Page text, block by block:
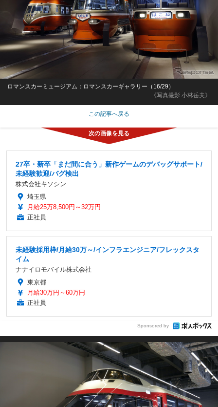
《写真撮影 小林岳夫》
ロマンスカーミュージアム：ロマンスカーギャラリー（16/29）
この記事へ戻る
27卒・新卒「まだ間に合う」新作ゲームのデバッグサポート/
未経験歓迎/バグ検出
株式会社キソシン
埼玉県
月給25万8,500円～32万円
正社員
未経験採用枠/月給30万～/インフラエンジニア/フレックスタ
イム
ナナイロモバイル株式会社
東京都
月給30万円～60万円
正社員
Sponsored by